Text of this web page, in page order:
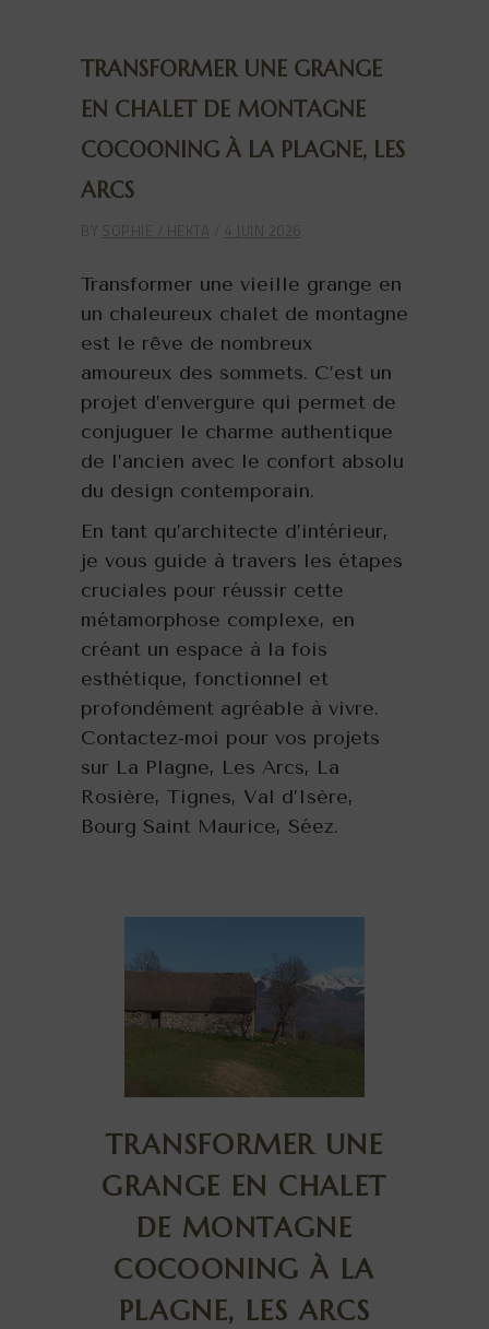
TRANSFORMER UNE GRANGE
EN CHALET DE MONTAGNE
COCOONING À LA PLAGNE, LES
ARCS
Transformer une vieille grange en
un chaleureux chalet de montagne
est le rêve de nombreux
amoureux des sommets. C’est un
projet d’envergure qui permet de
conjuguer le charme authentique
de l’ancien avec le confort absolu
du design contemporain.
En tant qu’architecte d’intérieur,
je vous guide à travers les étapes
cruciales pour réussir cette
métamorphose complexe, en
créant un espace à la fois
esthétique, fonctionnel et
profondément agréable à vivre.
Contactez-moi pour vos projets
sur La Plagne, Les Arcs, La
Rosière, Tignes, Val d’Isère,
Bourg Saint Maurice, Séez.
TRANSFORMER UNE
GRANGE EN CHALET
DE MONTAGNE
COCOONING À LA
PLAGNE, LES ARCS